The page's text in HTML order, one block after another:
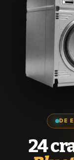
DE
24